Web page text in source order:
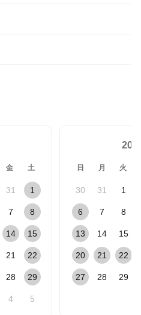
金 土
31 1
7 8
14 15
21 22
28 29
4 5
日 月 火
30 31 1
6 7 8
13 14 15
20 21 22
27 28 29